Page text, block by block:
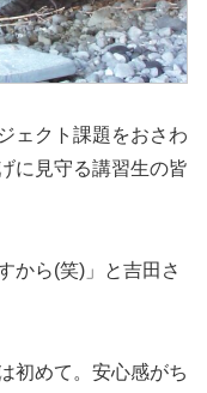
ェクト課題をおさわ
に見守る講習生の皆
から(笑)」と吉田さ
初めて。安心感がち